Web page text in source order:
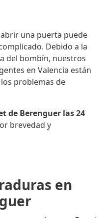
una puerta puede
Debido a la
del bombín, nuestros
en Valencia están
problemas de
de Berenguer las 24
brevedad y
en